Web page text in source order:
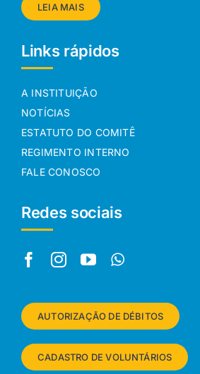
LEIA MAIS
Links rápidos
A INSTITUIÇÃO
NOTÍCIAS
ESTATUTO DO COMITÊ
REGIMENTO INTERNO
FALE CONOSCO
Redes sociais
AUTORIZAÇÃO DE DÉBITOS
CADASTRO DE VOLUNTÁRIOS